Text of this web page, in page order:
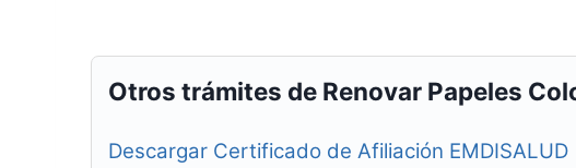
Otros trámites de Renovar Papeles
Descargar Certificado de Afiliación EMDISALUD